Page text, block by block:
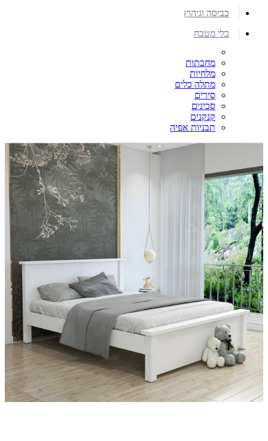
כביסה וגיהוץ
כלי מטבח
מחבתות
מלחיות
מתלה כלים
סירים
סכינים
קנקנים
תבניות אפיה